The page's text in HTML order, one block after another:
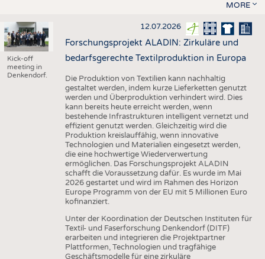
MORE
Kick-off
meeting in
Denkendorf.
12.07.2026
Forschungsprojekt ALADIN: Zirkuläre und
bedarfsgerechte Textilproduktion in Europa
Die Produktion von Textilien kann nachhaltig
gestaltet werden, indem kurze Lieferketten genutzt
werden und Überproduktion verhindert wird. Dies
kann bereits heute erreicht werden, wenn
bestehende Infrastrukturen intelligent vernetzt und
effizient genutzt werden. Gleichzeitig wird die
Produktion kreislauffähig, wenn innovative
Technologien und Materialien eingesetzt werden,
die eine hochwertige Wiederverwertung
ermöglichen. Das Forschungsprojekt ALADIN
schafft die Voraussetzung dafür. Es wurde im Mai
2026 gestartet und wird im Rahmen des Horizon
Europe Programm von der EU mit 5 Millionen Euro
kofinanziert.
Unter der Koordination der Deutschen Instituten für
Textil- und Faserforschung Denkendorf (DITF)
erarbeiten und integrieren die Projektpartner
Plattformen, Technologien und tragfähige
Geschäftsmodelle für eine zirkuläre